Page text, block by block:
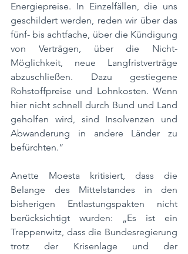
Energiepreise. In Einzelfällen, die uns
geschildert werden, reden wir über das
fünf- bis achtfache, über die Kündigung
von Verträgen, über die Nicht-
Möglichkeit, neue Langfristverträge
abzuschließen. Dazu gestiegene
Rohstoffpreise und Lohnkosten. Wenn
hier nicht schnell durch Bund und Land
geholfen wird, sind Insolvenzen und
Abwanderung in andere Länder zu
befürchten.“
Anette Moesta kritisiert, dass die
Belange des Mittelstandes in den
bisherigen Entlastungspakten nicht
berücksichtigt wurden: „Es ist ein
Treppenwitz, dass die Bundesregierung
trotz der Krisenlage und der